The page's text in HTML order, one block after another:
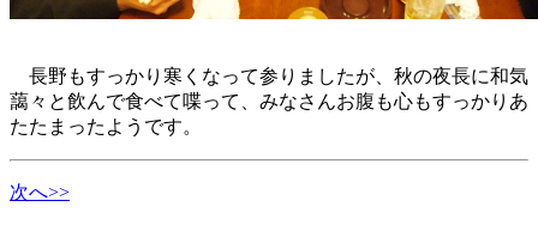
長野もすっかり寒くなって参りましたが、秋の夜長に和気
藹々と飲んで食べて喋って、みなさんお腹も心もすっかりあ
たたまったようです。
次へ>>